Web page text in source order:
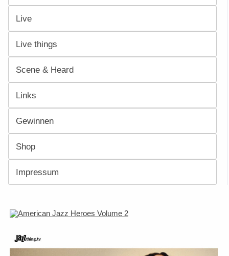
Live
Live things
Scene & Heard
Links
Gewinnen
Shop
Impressum